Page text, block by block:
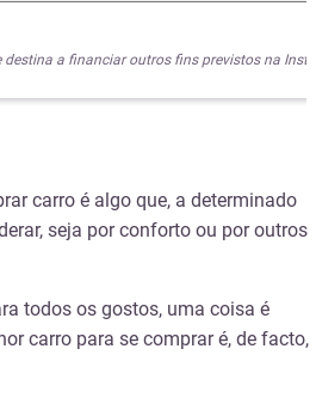
destina a financiar outros fins previstos na
carro é algo que, a determinado
seja por conforto ou por outros
todos os gostos, uma coisa é
carro para se comprar é, de facto,